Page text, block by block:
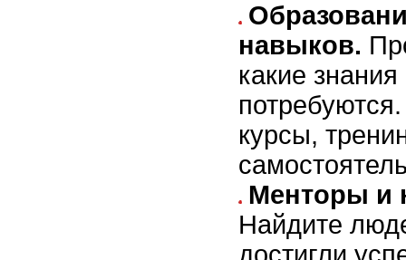
навыков.
какие
курсы,
Менторы и
Найдите